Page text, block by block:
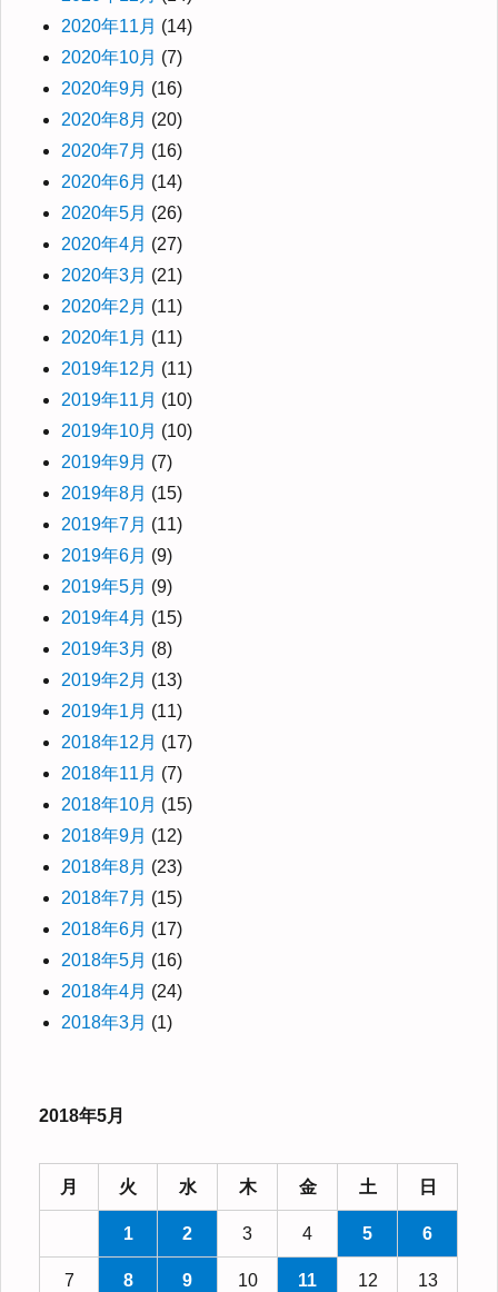
2020年11月 (14)
2020年10月 (7)
2020年9月 (16)
2020年8月 (20)
2020年7月 (16)
2020年6月 (14)
2020年5月 (26)
2020年4月 (27)
2020年3月 (21)
2020年2月 (11)
2020年1月 (11)
2019年12月 (11)
2019年11月 (10)
2019年10月 (10)
2019年9月 (7)
2019年8月 (15)
2019年7月 (11)
2019年6月 (9)
2019年5月 (9)
2019年4月 (15)
2019年3月 (8)
2019年2月 (13)
2019年1月 (11)
2018年12月 (17)
2018年11月 (7)
2018年10月 (15)
2018年9月 (12)
2018年8月 (23)
2018年7月 (15)
2018年6月 (17)
2018年5月 (16)
2018年4月 (24)
2018年3月 (1)
2018年5月
月 火 水 木 金 土 日
1 2 3 4 5 6
7 8 9 10 11 12 13